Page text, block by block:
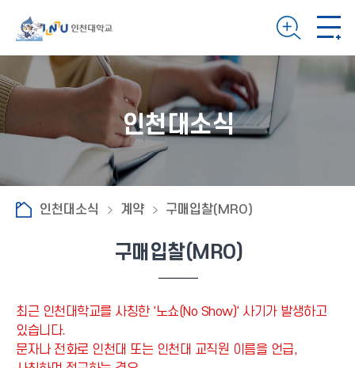
인천대소식
인천대소식 계약 구매입찰(MRO)
구매입찰(MRO)
최근 인천대학교를 사칭한 '노쇼(No Show)' 사기가 발생하고
있습니다.
문자나 전화로 인천대 또는 인천대 교직원 이름을 언급,